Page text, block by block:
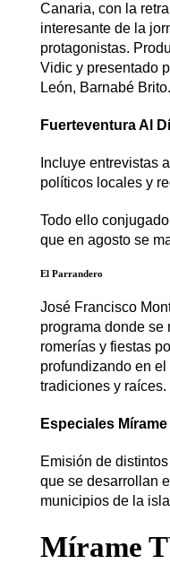
Canaria, con la
interesante de la
protagonistas.
Vidic y presentado
León, Barnabé Brito.
Fuerteventura Al
Incluye entrevistas
políticos locales y
Todo ello
que en agosto se
El Parrandero
José Francisco
programa donde se
romerías y fiestas
profundizando en
tradiciones y raíces.
Especiales Mírame
Emisión de
que se desarrollan
municipios de la
Mírame